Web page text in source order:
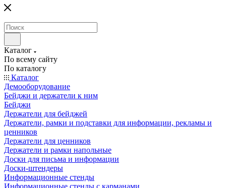
Каталог
По всему сайту
По каталогу
Каталог
Демооборудование
Бейджи и держатели к ним
Бейджи
Держатели для бейджей
Держатели, рамки и подставки для информации, рекламы и
ценников
Держатели для ценников
Держатели и рамки напольные
Доски для письма и информации
Доски-штендеры
Информационные стенды
Информационные стенды с карманами